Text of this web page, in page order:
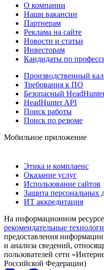
О компании
Наши вакансии
Партнерам
Реклама на сайте
Новости и статьи
Инвесторам
Кандидаты по
Производственный
Требования к ПО
Безопасный
HeadHunter API
Поиск работы
Поиск по резюме
Мобильное приложение
Этика и комплаенс
Оказание услуг
Использование сайтов
Защита персональных
ИТ аккредитация
На информационном
рекомендательные
предоставления
и анализа сведений,
пользователей сети
Российской Федерации)